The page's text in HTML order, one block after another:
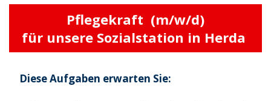
Pflegekraft (m/w/d)
für unsere Sozialstation in Herda
Diese Aufgaben erwarten Sie: